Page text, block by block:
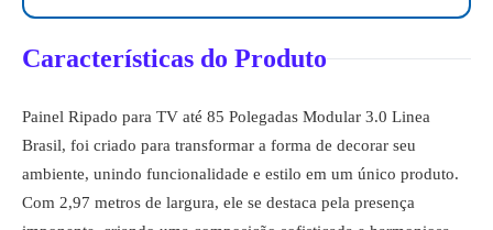
Características do Produto
Painel Ripado para TV até 85 Polegadas Modular 3.0 Linea
Brasil, foi criado para transformar a forma de decorar seu
ambiente, unindo funcionalidade e estilo em um único produto.
Com 2,97 metros de largura, ele se destaca pela presença